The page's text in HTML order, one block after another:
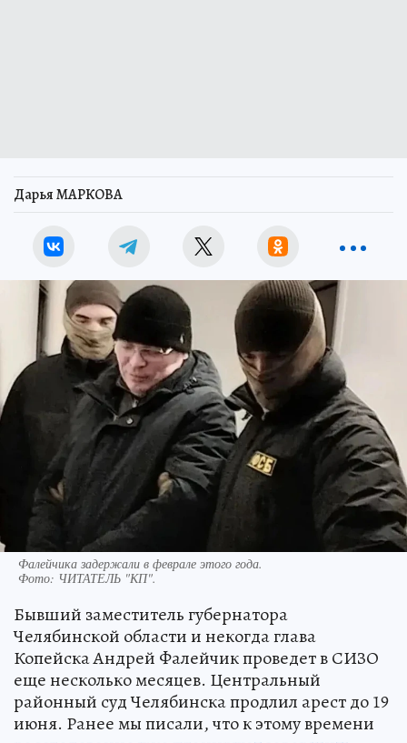
Дарья МАРКОВА
Фалейчика задержали в феврале этого года.
Фото: ЧИТАТЕЛЬ "КП".
Бывший заместитель губернатора
Челябинской области и некогда глава
Копейска Андрей Фалейчик проведет в СИЗО
еще несколько месяцев. Центральный
районный суд Челябинска продлил арест до 19
июня. Ранее мы писали, что к этому времени